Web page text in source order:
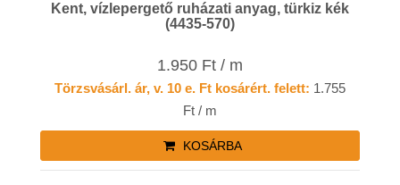
Kent, vízlepergető ruházati anyag, türkiz kék
(4435-570)
1.950 Ft / m
Törzsvásárl. ár, v. 10 e. Ft kosárért. felett: 1.755
Ft / m
KOSÁRBA